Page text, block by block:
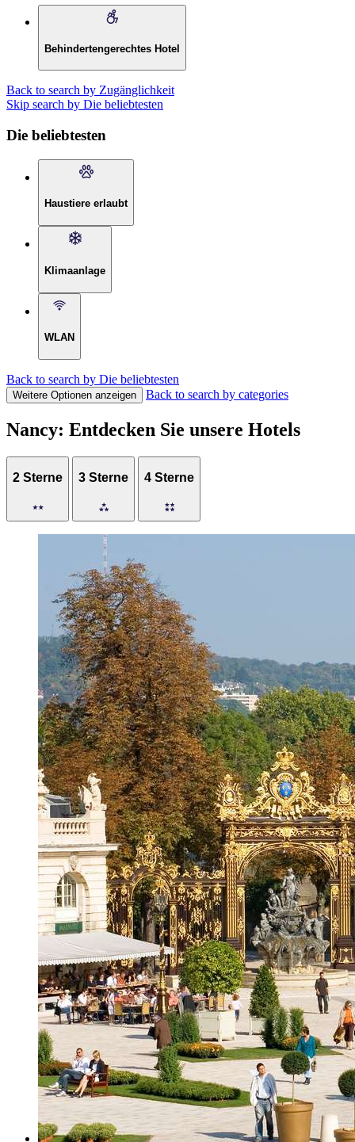
Behindertengerechtes Hotel
Back to search by Zugänglichkeit
Skip search by Die beliebtesten
Die beliebtesten
Haustiere erlaubt
Klimaanlage
WLAN
Back to search by Die beliebtesten
Weitere Optionen anzeigen Back to search by categories
Nancy: Entdecken Sie unsere Hotels
2 Sterne 3 Sterne 4 Sterne